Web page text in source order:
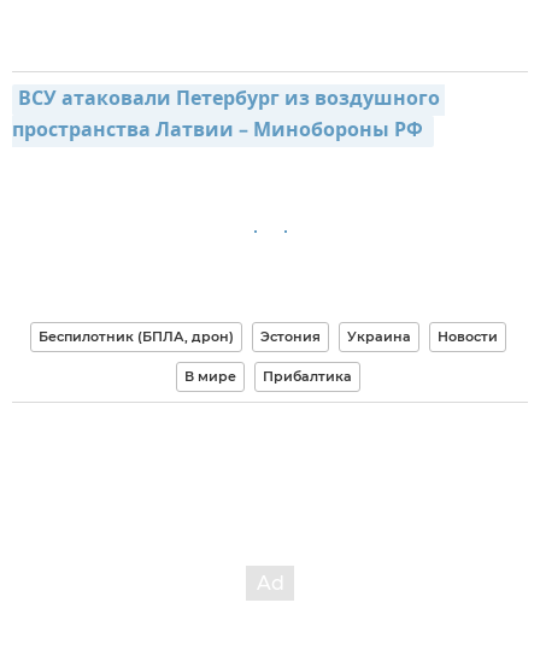
ВСУ атаковали Петербург из воздушного
пространства Латвии – Минобороны РФ
Беспилотник (БПЛА, дрон) Эстония Украина Новости
В мире Прибалтика